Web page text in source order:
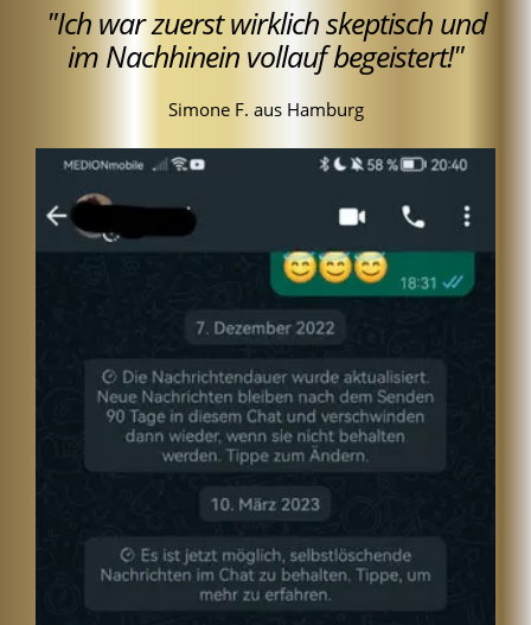
"Ich war zuerst wirklich skeptisch und
im Nachhinein vollauf begeistert!"
Simone F. aus Hamburg